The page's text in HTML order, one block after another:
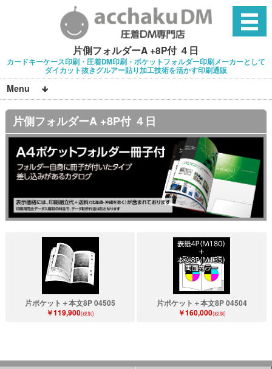
片側フォルダーA +8P付 ４日
カードキーケース印刷・圧着DM印刷・ポケットフォルダー印刷メーカーとして
ダイカット抜きグルアー貼り加工技術を活かす印刷通販
Menu
片側フォルダーA +8P付 ４日
片ポケット＋本文8P 04505
￥119,900(税別)
片ポケット＋本文8P 04504
￥160,000(税別)